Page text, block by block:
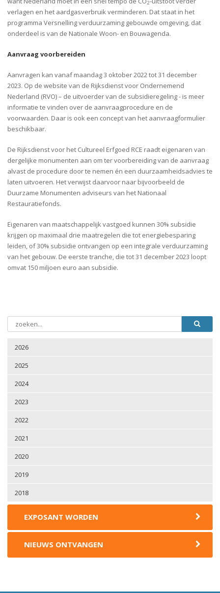
2026
2025
2024
2023
2022
2021
2020
2019
2018
EXPOSANT WORDEN
NIEUWS ONTVANGEN
2
verlagen en het aardgasverbruik verminderen. Dat staat in het
programma Versnelling verduurzaming gebouwde omgeving, dat
onderdeel is van de Nationale Woon- en Bouwagenda.
Aanvraag voorbereiden
Aanvragen kan vanaf maandag 3 oktober 2022 tot 31 december
2023. Op de website van de Rijksdienst voor Ondernemend
Nederland (RVO) – de uitvoerder van de subsidieregeling - is meer
informatie te vinden over de aanvraagprocedure en de
voorwaarden. Daar is ook een concept van het aanvraagformulier
beschikbaar.
De Rijksdienst voor het Cultureel Erfgoed RCE raadt eigenaren van
dergelijke monumenten aan om ter voorbereiding van de aanvraag
alvast de procedure door te nemen én een duurzaamheidsadvies te
laten uitvoeren. Het verwijst daarvoor naar bijvoorbeeld de
Duurzame Monumenten adviseurs van het Nationaal
Restauratiefonds.
Eigenaren van maatschappelijk vastgoed kunnen 30% subsidie
krijgen op maximaal drie maatregelen die tot energiebesparing
leiden, of 30% subsidie ontvangen op een integrale verduurzaming
van het gebouw. De eerste tranche, die tot 31 december 2023 loopt
omvat 150 miljoen euro aan subsidie.